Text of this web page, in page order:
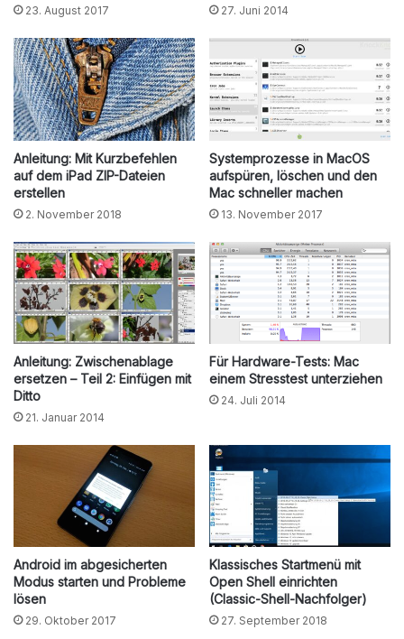
23. August 2017 27. Juni 2014
Anleitung: Mit Kurzbefehlen
auf dem iPad ZIP-Dateien
erstellen
2. November 2018
Systemprozesse in MacOS
aufspüren, löschen und den
Mac schneller machen
13. November 2017
Anleitung: Zwischenablage
ersetzen – Teil 2: Einfügen mit
Ditto
21. Januar 2014
Für Hardware-Tests: Mac
einem Stresstest unterziehen
24. Juli 2014
Android im abgesicherten
Modus starten und Probleme
lösen
29. Oktober 2017
Klassisches Startmenü mit
Open Shell einrichten
(Classic-Shell-Nachfolger)
27. September 2018